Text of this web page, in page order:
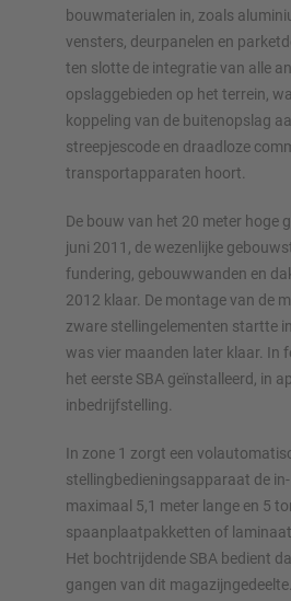
bouwmaterialen in, zoals
vensters, deurpanelen en
ten slotte de integratie van alle
opslaggebieden op het terrein,
koppeling van de buitenopslag
streepjescode en draadloze
transportapparaten hoort.
De bouw van het 20 meter hoge
juni 2011, de wezenlijke
fundering, gebouwwanden en
2012 klaar. De montage van de
zware stellingelementen startte
was vier maanden later klaar. In
het eerste SBA geïnstalleerd, in
inbedrijfstelling.
In zone 1 zorgt een
stellingbedieningsapparaat de
maximaal 5,1 meter lange en 5
spaanplaatpakketten of
Het bochtrijdende SBA bedient
gangen van dit